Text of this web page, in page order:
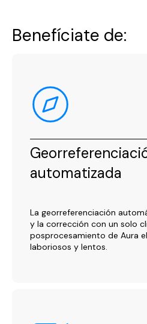
Benefíciate de:
automatizada
La georreferenciación
y la corrección con un solo
posprocesamiento de Aura
laboriosos y lentos.